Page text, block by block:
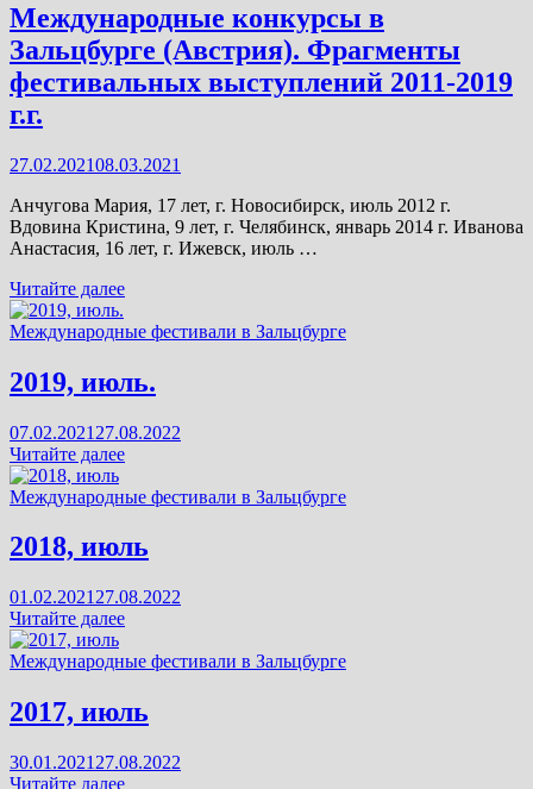
Международные конкурсы в
Зальцбурге (Австрия). Фрагменты
фестивальных выступлений 2011-2019
г.г.
27.02.202108.03.2021
Анчугова Мария, 17 лет, г. Новосибирск, июль 2012 г.
Вдовина Кристина, 9 лет, г. Челябинск, январь 2014 г. Иванова
Анастасия, 16 лет, г. Ижевск, июль …
Международные
конкурсы
в
(Австрия).
Фрагменты
выступлений
2011-
2019
г.г.
Читайте далее
Международные фестивали в Зальцбурге
2019, июль.
07.02.2021 27.08.2022
2019,
июль.
Читайте далее
Международные фестивали в Зальцбурге
2018, июль
01.02.2021 27.08.2022
2018,
июль
Читайте далее
Международные фестивали в Зальцбурге
2017, июль
30.01.2021 27.08.2022
2017,
Читайте далее